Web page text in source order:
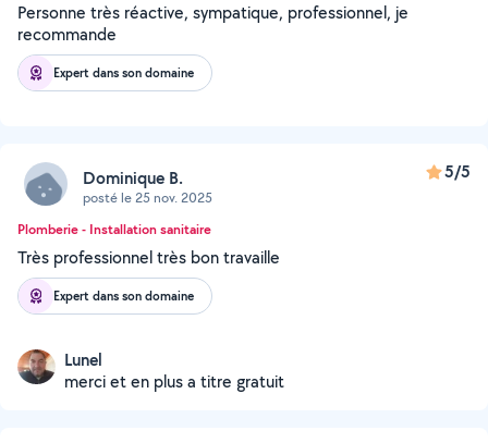
Personne très réactive, sympatique, professionnel, je
recommande
Expert dans son domaine
Dominique B.
posté le 25 nov. 2025
5/5
Plomberie - Installation sanitaire
Très professionnel très bon travaille
Expert dans son domaine
Lunel
merci et en plus a titre gratuit